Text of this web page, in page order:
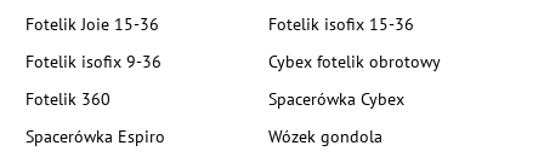
Fotelik Joie 15-36
Fotelik isofix 15-36
Fotelik isofix 9-36
Cybex fotelik obrotowy
Fotelik 360
Spacerówka Cybex
Spacerówka Espiro
Wózek gondola